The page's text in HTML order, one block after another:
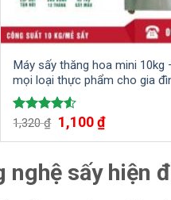
Máy sấy thăng hoa mini 10kg
mọi loại thực phẩm cho gia
Được xếp
1,320₫ 1,100₫
nghệ sấy hiện